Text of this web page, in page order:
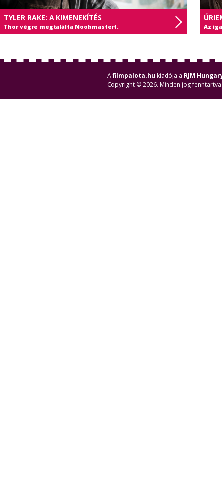
TYLER RAKE: A KIMENEKÍTÉS
Thor végre megtalálta Noobmastert. Az
Afilmpalota.hu kiadója a RJM
Copyright © 2026. Minden jog fenntartva